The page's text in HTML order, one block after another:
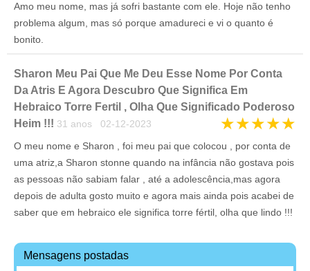
Amo meu nome, mas já sofri bastante com ele. Hoje não tenho
problema algum, mas só porque amadureci e vi o quanto é
bonito.
Sharon Meu Pai Que Me Deu Esse Nome Por Conta
Da Atris E Agora Descubro Que Significa Em
Hebraico Torre Fertil , Olha Que Significado Poderoso
Heim !!! 31 anos 02-12-2023 ★★★★★
O meu nome e Sharon , foi meu pai que colocou , por conta de
uma atriz,a Sharon stonne quando na infância não gostava pois
as pessoas não sabiam falar , até a adolescência,mas agora
depois de adulta gosto muito e agora mais ainda pois acabei de
saber que em hebraico ele significa torre fértil, olha que lindo !!!
Mensagens postadas